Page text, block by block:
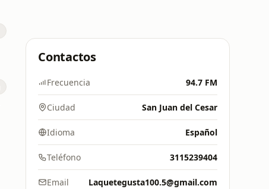
Contactos
Frecuencia 94.7 FM
Ciudad San Juan del Cesar
Idioma Español
Teléfono 3115239404
Email Laquetegusta100.5@gmail.com